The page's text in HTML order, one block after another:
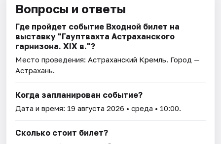
Вопросы и ответы
Где пройдет событие Входной билет на
выставку "Гауптвахта Астраханского
гарнизона. XIX в."?
Место проведения:Астраханский Кремль. Город —
Астрахань.
Когда запланирован событие?
Дата и время: 19 августа 2026 • среда • 10:00.
Сколько стоит билет?